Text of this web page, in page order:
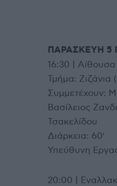
ΠΑΡΑΣΚΕΥΗ 5
16:30 | Αίθουσα
Τμήμα: Ζιζάνια
Συμμετέχουν:
Βασίλειος
Τσακελίδου
Διάρκεια: 60′
Υπεύθυνη
20:00 |